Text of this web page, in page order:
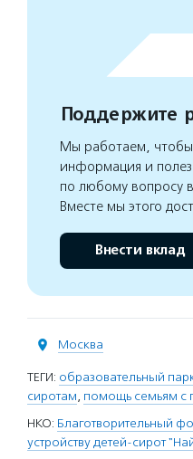
Поддержите
Мы работаем, чтобы
информация и
по любому вопросу
Вместе мы этого
Внести вклад
Москва
ТЕГИ: образовательный
сиротам, помощь семьям с
НКО: Благотворительный
устройству детей-сирот